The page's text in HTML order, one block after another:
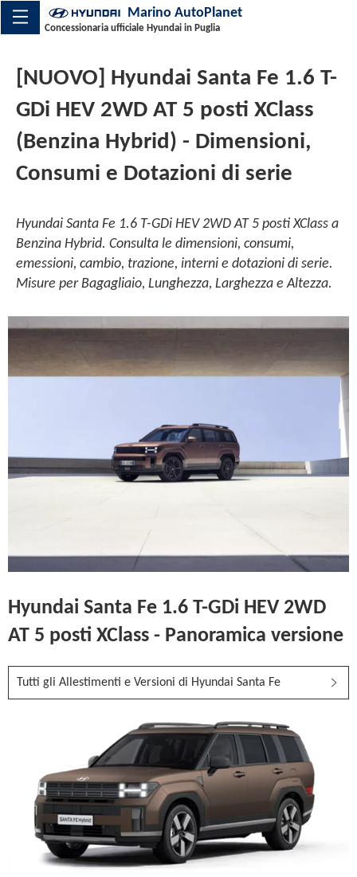
Marino AutoPlanet
Concessionaria ufficiale Hyundai in Puglia
[NUOVO] Hyundai Santa Fe 1.6 T-
GDi HEV 2WD AT 5 posti XClass
(Benzina Hybrid) - Dimensioni,
Consumi e Dotazioni di serie
Hyundai Santa Fe 1.6 T-GDi HEV 2WD AT 5 posti XClass a
Benzina Hybrid. Consulta le dimensioni, consumi,
emessioni, cambio, trazione, interni e dotazioni di serie.
Misure per Bagagliaio, Lunghezza, Larghezza e Altezza.
Hyundai Santa Fe 1.6 T-GDi HEV 2WD
AT 5 posti XClass - Panoramica versione
Tutti gli Allestimenti e Versioni di Hyundai Santa Fe